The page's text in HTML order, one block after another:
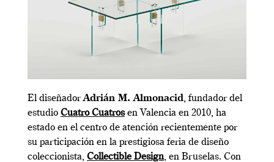
El diseñadorAdrián M. Almonacid, fundador del
estudio Cuatro Cuatrosen Valencia en 2010, ha
estado en el centro de atención recientemente por
su participación en la prestigiosa feria de diseño
coleccionista, Collectible Design, en Bruselas. Con